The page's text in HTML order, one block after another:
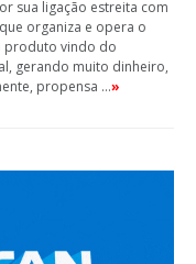
sua ligação estreita com
organiza e opera o
produto vindo do
gerando muito dinheiro,
propensa …»